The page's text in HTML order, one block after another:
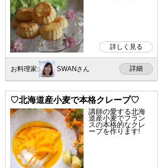
詳しく見る
お料理家: SWANさん 詳細
♡北海道産小麦で本格クレープ♡
講師の愛する北海
道産小麦でフラン
スの本格的なクレ
ープを作ります!